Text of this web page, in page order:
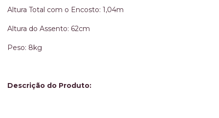
Altura Total com o Encosto: 1,04m
Altura do Assento: 62cm
Peso: 8kg
Descrição do Produto: